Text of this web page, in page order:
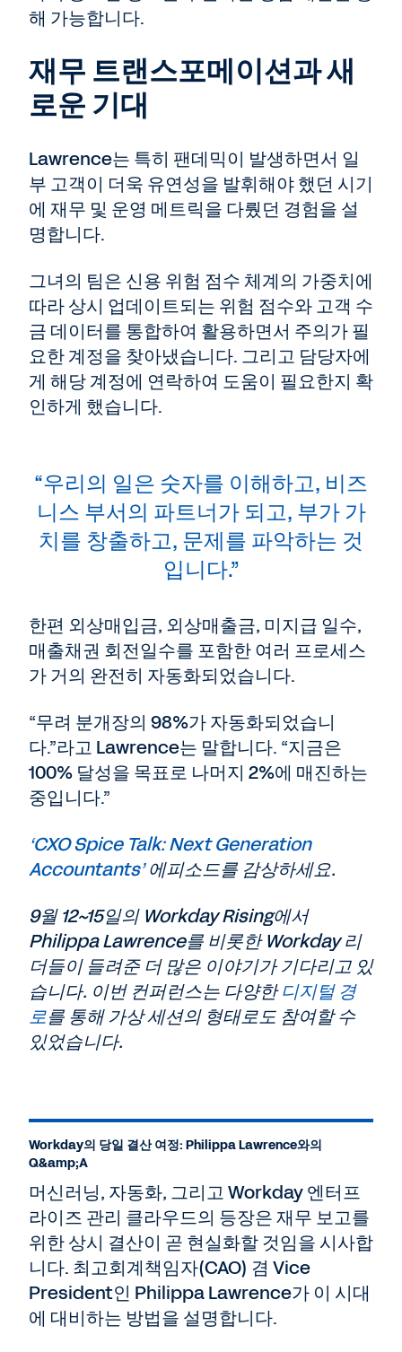
해 가능합니다.
재무 트랜스포메이션과 새
로운 기대
Lawrence는 특히 팬데믹이 발생하면서 일
부 고객이 더욱 유연성을 발휘해야 했던 시기
에 재무 및 운영 메트릭을 다뤘던 경험을 설
명합니다.
그녀의 팀은 신용 위험 점수 체계의 가중치에
따라 상시 업데이트되는 위험 점수와 고객 수
금 데이터를 통합하여 활용하면서 주의가 필
요한 계정을 찾아냈습니다. 그리고 담당자에
게 해당 계정에 연락하여 도움이 필요한지 확
인하게 했습니다.
“우리의 일은 숫자를 이해하고, 비즈
니스 부서의 파트너가 되고, 부가 가
치를 창출하고, 문제를 파악하는 것
입니다.”
한편 외상매입금, 외상매출금, 미지급 일수,
매출채권 회전일수를 포함한 여러 프로세스
가 거의 완전히 자동화되었습니다.
“무려 분개장의 98%가 자동화되었습니
다.”라고 Lawrence는 말합니다. “지금은
100% 달성을 목표로 나머지 2%에 매진하는
중입니다.”
‘CXO Spice Talk: Next Generation
Accountants’에피소드를 감상하세요.
9월 12~15일의 Workday Rising에서
Philippa Lawrence를 비롯한 Workday 리
더들이 들려준 더 많은 이야기가 기다리고 있
습니다. 이번 컨퍼런스는 다양한디지털 경
로를 통해 가상 세션의 형태로도 참여할 수
있었습니다.
Workday의 당일 결산 여정: Philippa Lawrence와의
Q&amp;A
머신러닝, 자동화, 그리고 Workday 엔터프
라이즈 관리 클라우드의 등장은 재무 보고를
위한 상시 결산이 곧 현실화할 것임을 시사합
니다. 최고회계책임자(CAO) 겸 Vice
President인 Philippa Lawrence가 이 시대
에 대비하는 방법을 설명합니다.